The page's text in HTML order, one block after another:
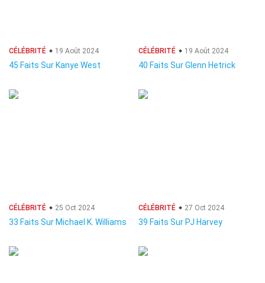
CÉLÉBRITÉ 19 Août 2024
45 Faits Sur Kanye West
CÉLÉBRITÉ 19 Août 2024
40 Faits Sur Glenn Hetrick
CÉLÉBRITÉ 25 Oct 2024
33 Faits Sur Michael K. Williams
CÉLÉBRITÉ 27 Oct 2024
39 Faits Sur PJ Harvey